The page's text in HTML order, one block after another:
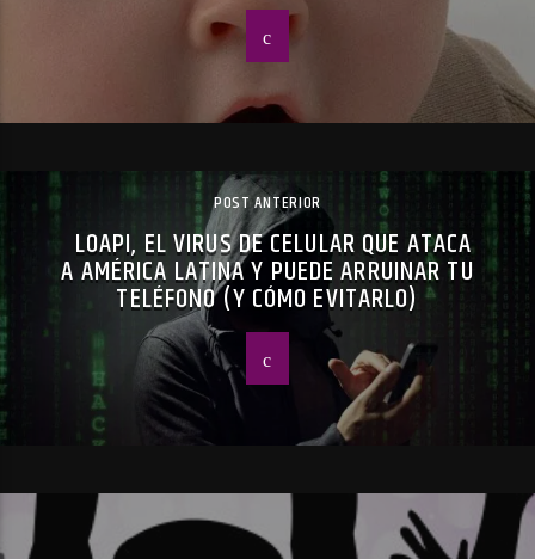
POST ANTERIOR
LOAPI, EL VIRUS DE CELULAR QUE ATACA
A AMÉRICA LATINA Y PUEDE ARRUINAR TU
TELÉFONO (Y CÓMO EVITARLO)